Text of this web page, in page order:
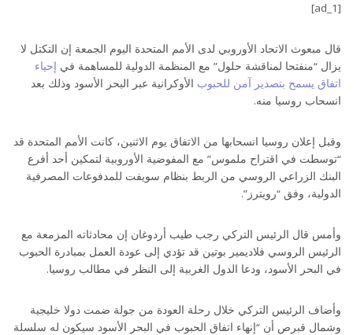
[ad_1]
قال مبعوث الاتحاد الأوروبي لدى الأمم المتحدة اليوم الجمعة إن التكتل لا
يزال “منفتحا لمناقشة حلول” مع المنظمة الدولية للمساهمة في إحياء
اتفاق يسمح بتصدير آمن للحبوب الأوكرانية عبر البحر الأسود وذلك بعد
انسحاب روسيا منه.
وقبل إعلان روسيا انسحابها من الاتفاق يوم الاثنين، كانت الأمم المتحدة قد
“توسطت في اقتراح ملموس” مع المفوضية الأوروبية لتمكين أحد أفرع
البنك الزراعي الروسي من الربط بنظام سويفت للمدفوعات المصرفية
الدولية، وفق “رويترز”.
وأمس قال الرئيس التركي رجب طيب أردوغان إن محادثاته المزمعة مع
الرئيس الروسي فلاديمير بوتين قد تؤدي إلى عودة العمل بمبادرة الحبوب
في البحر الأسود، ودعا الدول الغربية إلى النظر في مطالب روسيا.
وأضاف الرئيس التركي خلال رحلة العودة من جولة ضمت دولا خليجية
وشمال قبرص أن “إنهاء اتفاق الحبوب في البحر الأسود سيكون له سلسلة